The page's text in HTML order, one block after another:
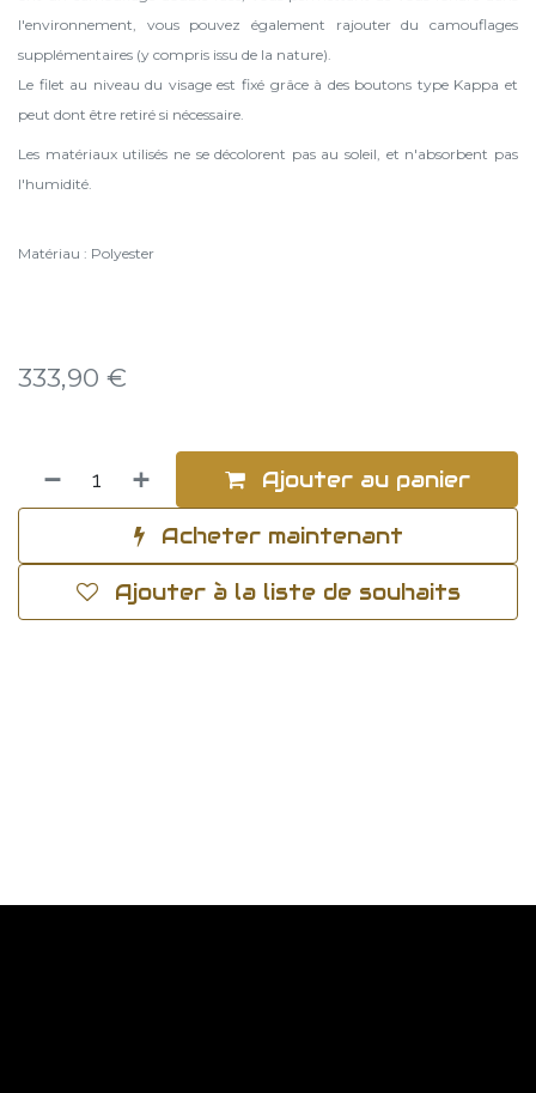
l'environnement, vous pouvez également rajouter du camouflages
supplémentaires (y compris issu de la nature).
Le filet au niveau du visage est fixé grâce à des boutons type Kappa et
peut dont être retiré si nécessaire.
Les matériaux utilisés ne se décolorent pas au soleil, et n'absorbent pas
l'humidité.
Matériau : Polyester
333,90 €
Ajouter au panier
Acheter maintenant
Ajouter à la liste de souhaits